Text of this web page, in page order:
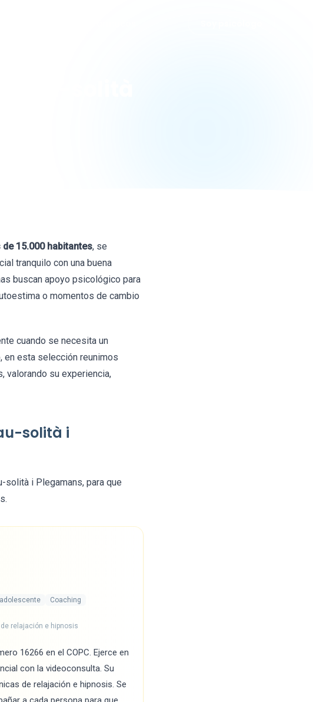
15.000 habitantes, se
tranquilo con una buena
buscan apoyo psicológico para
o momentos de cambio
cuando se necesita un
en esta selección reunimos
valorando su experiencia,
solità i
solità i Plegamans, para que
Coaching
relajación e hipnosis
16266 en el COPC. Ejerce en
con la videoconsulta. Su
de relajación e hipnosis. Se